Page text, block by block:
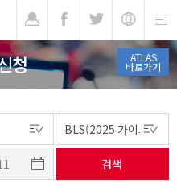
ATLAS
바로가기
청